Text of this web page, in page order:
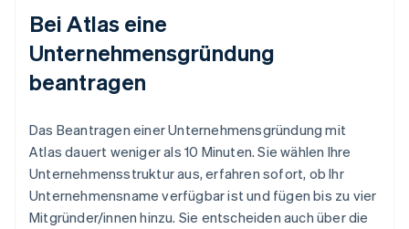
Bei Atlas eine
Unternehmensgründung
beantragen
Das Beantragen einer Unternehmensgründung mit
Atlas dauert weniger als 10 Minuten. Sie wählen Ihre
Unternehmensstruktur aus, erfahren sofort, ob Ihr
Unternehmensname verfügbar ist und fügen bis zu vier
Mitgründer/innen hinzu. Sie entscheiden auch über die